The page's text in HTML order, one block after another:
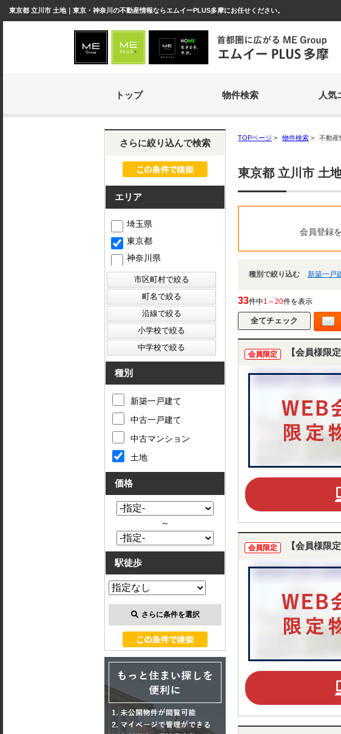
東京都 立川市 土地｜東京・神奈川の不動産情報ならエムイーPLUS多摩にお任せください。
トップ 物件検索 人気
TOPページ > 物件検索 > 不動産
東京都 立川市 土
会員登録
種別で絞り込む 新築一戸
33件中1～20件を表示
会員限定 【会員様限
会員限定 【会員様限
さらに絞り込んで検索
エリア
埼玉県
東京都
神奈川県
種別
新築一戸建て
中古一戸建て
中古マンション
土地
価格
～
駅徒歩
さらに条件を選択